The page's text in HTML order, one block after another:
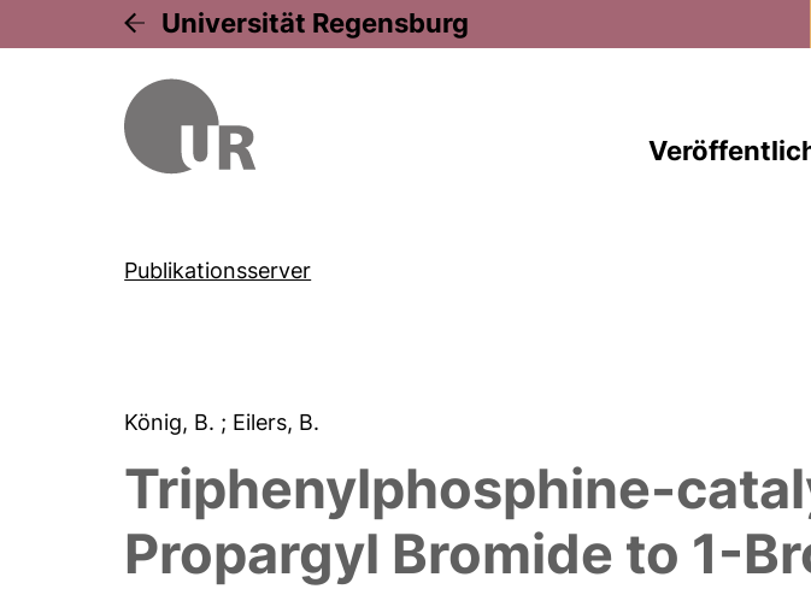
Universität Regensburg
Publikationsserver
König, B. ; Eilers, B.
Triphenylphosphine-
Propargyl Bromide to 1-